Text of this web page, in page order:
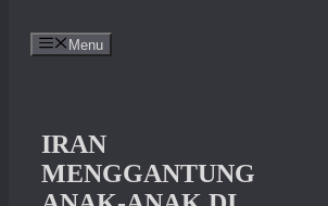
Menu
IRAN
MENGGANTUNG